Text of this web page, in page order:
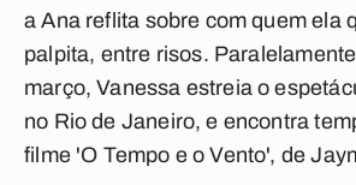
a Ana reflita sobre com quem ela
palpita, entre risos.
março, Vanessa estreia o
no Rio de Janeiro, e encontra
filme 'O Tempo e o Vento', de